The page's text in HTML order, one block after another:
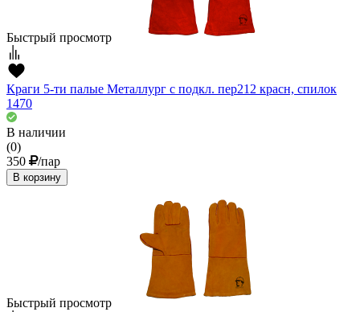
Быстрый просмотр
Краги 5-ти палые Металлург с подкл. пер212 красн, спилок
1470
В наличии
(0)
350
/пар
В корзину
Быстрый просмотр